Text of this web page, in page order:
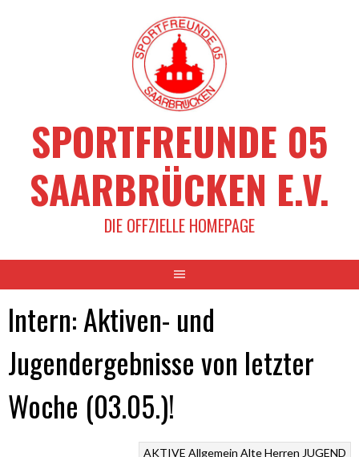
SPORTFREUNDE 05
SAARBRÜCKEN E.V.
DIE OFFZIELLE HOMEPAGE
Intern: Aktiven- und
Jugendergebnisse von letzter
Woche (03.05.)!
AKTIVE Allgemein Alte Herren JUGEND